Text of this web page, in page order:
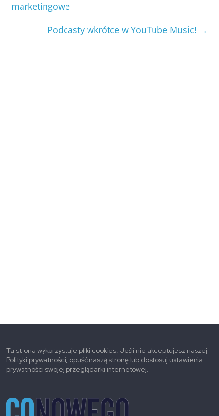
marketingowe
Podcasty wkrótce w YouTube Music! →
Ta strona wykorzystuje pliki cookies. Jeśli nie akceptujesz naszej
Polityki prywatności, opuść naszą stronę lub dostosuj ustawienia
prywatności swojej przeglądarki internetowej.